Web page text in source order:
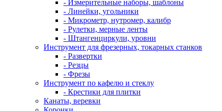
- Измерительные наборы, шаблоны
- Линейки, угольники
- Микрометр, нутромер, калибр
- Рулетки, мерные ленты
- Штангенциркули, уровни
Инструмент для фрезерных, токарных станков
- Развертки
- Резцы
- Фрезы
Инструмент по кафелю и стеклу
- Крестики для плитки
Канаты, веревки